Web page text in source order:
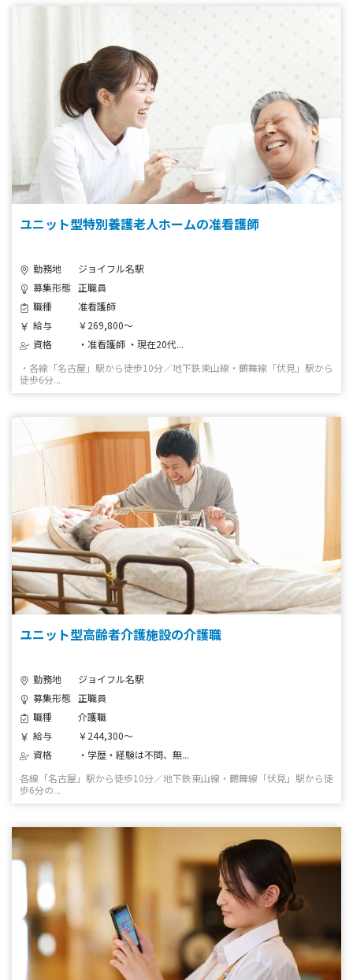
ユニット型特別養護老人ホームの准看護師
勤務地
ジョイフル名駅
募集形態 正職員
職種
准看護師
給与
￥269,800～
資格
・准看護師 ・現在20代...
・各線「名古屋」駅から徒歩10分／地下鉄東山線・鶴舞線「伏見」駅から
徒歩6分...
ユニット型高齢者介護施設の介護職
勤務地
ジョイフル名駅
募集形態 正職員
職種
介護職
給与
￥244,300～
資格
・学歴・経験は不問、無...
各線「名古屋」駅から徒歩10分／地下鉄東山線・鶴舞線「伏見」駅から徒
歩6分の...